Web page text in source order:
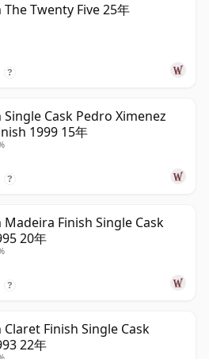
Twenty Five 25年
?
Single Cask Pedro Ximenez
1999 15年
?
Madeira Finish Single Cask
20年
?
Claret Finish Single Cask
22年